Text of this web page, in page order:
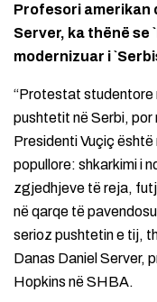
Profesori amerikan
Server, ka thënë se
modernizuar i
“Protestat studentore
pushtetit në Serbi, por
Presidenti Vuçiç
popullore: shkarkimi i
zgjedhjeve të reja,
në qarqe të
serioz pushtetin e tij,
Danas Daniel Server,
Hopkins në SHBA.